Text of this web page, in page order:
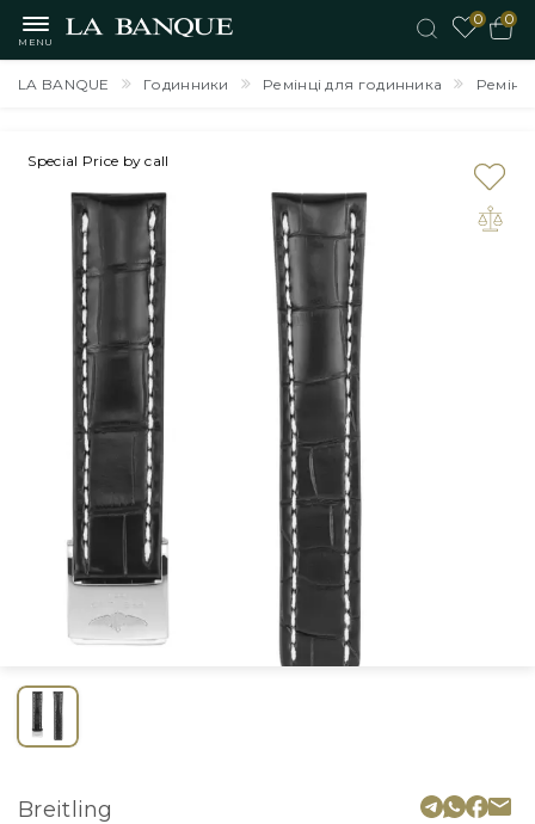
MENU
0
0
LA BANQUE Годинники Ремінці для годинника Ремінь
Special Price by call
Breitling